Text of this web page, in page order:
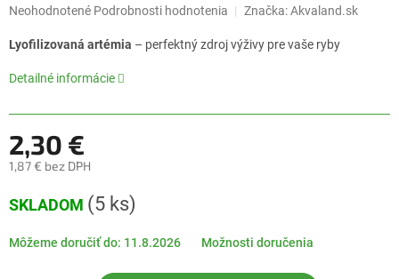
Priemerné
produktu
0,0
5
Neohodnotené Podrobnosti hodnotenia Značka:Akvaland.sk
Lyofilizovaná artémia – perfektný zdroj výživy pre vaše ryby
Detailné informácie
2,30 €
1,87 € bez DPH
cena:
SKLADOM (5 ks)
Môžeme doručiť do: 11.8.2026 Možnosti doručenia